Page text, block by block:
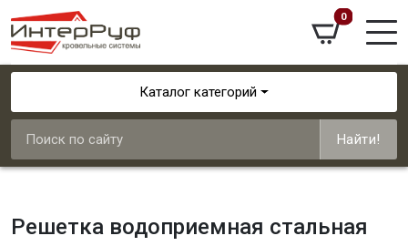
0
Каталог категорий
Найти!
Решетка водоприемная стальная